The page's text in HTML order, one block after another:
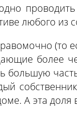
любого из
(то
более
большую
А эта